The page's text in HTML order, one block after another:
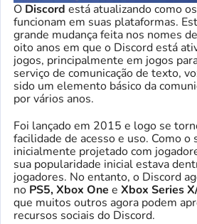
O Discord está atualizando como
funcionam em suas plataformas.
grande mudança feita nos nomes
oito anos em que o Discord está
jogos, principalmente em jogos
serviço de comunicação de texto,
sido um elemento básico da
por vários anos.
Foi lançado em 2015 e logo se
facilidade de acesso e uso. Como o
inicialmente projetado com
sua popularidade inicial estava
jogadores. No entanto, o Discord
no PS5, Xbox One e Xbox Series
que muitos outros agora podem
recursos sociais do Discord.